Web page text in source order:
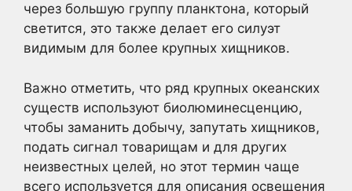
через большую группу планктона, который
светится, это также делает его силуэт
видимым для более крупных хищников.
Важно отметить, что ряд крупных океанских
существ используют биолюминесценцию,
чтобы заманить добычу, запутать хищников,
подать сигнал товарищам и для других
неизвестных целей, но этот термин чаще
всего используется для описания освещения